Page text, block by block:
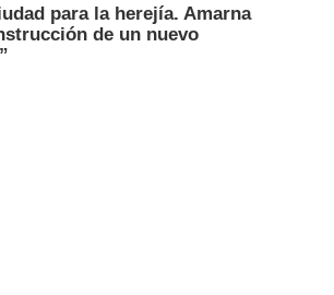
para la herejía. Amarna
de un nuevo